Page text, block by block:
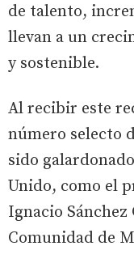
de talento,
llevan a un
y sostenible.
Al recibir este
número selecto
sido
Unido, como el
Ignacio
Comunidad de